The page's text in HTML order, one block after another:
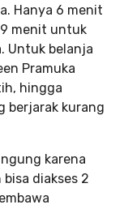
Hanya 6 menit
menit untuk
Untuk belanja
Pramuka
hingga
berjarak kurang
karena
diakses 2